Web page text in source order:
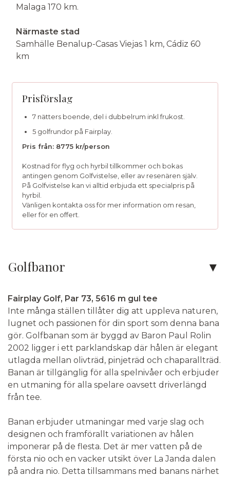
Malaga 170 km.
Närmaste stad
Samhälle Benalup-Casas Viejas 1 km, Cádiz 60
km
Prisförslag
7 nätters boende, del i dubbelrum inkl frukost.
5 golfrundor på Fairplay.
Pris från: 8775 kr/person
Kostnad för flyg och hyrbil tillkommer och bokas
antingen genom Golfvistelse, eller av resenären själv.
På Golfvistelse kan vi alltid erbjuda ett specialpris på
hyrbil.
Vänligen kontakta oss för mer information om resan,
eller för en offert.
E-post: info@golfvistelse.se
Golfvistelse
Instagram:
Golfvistelse
Adress:
Golfvistelse
Stigbergsliden 7
Kontaktformulär
Golfbanor
Fairplay Golf, Par 73, 5616 m gul tee
Inte många ställen tillåter dig att uppleva naturen,
lugnet och passionen för din sport som denna bana
gör. Golfbanan som är byggd av Baron Paul Rolin
2002 ligger i ett parklandskap där hålen är elegant
utlagda mellan olivträd, pinjeträd och chaparallträd.
Banan är tillgänglig för alla spelnivåer och erbjuder
en utmaning för alla spelare oavsett driverlängd
från tee.
Banan erbjuder utmaningar med varje slag och
designen och framförallt variationen av hålen
imponerar på de flesta. Det är mer vatten på de
första nio och en vacker utsikt över La Janda dalen
på andra nio. Detta tillsammans med banans närhet